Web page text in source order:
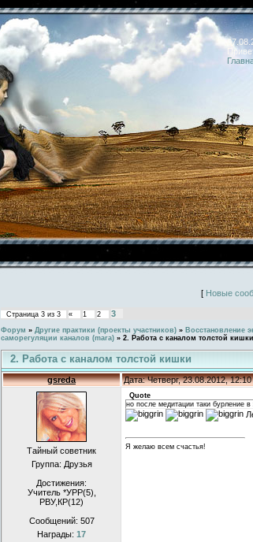
[ Новые
Страница 3 из 3 « 1 2 3
Форум » Другие практики (проекты участников) » Восстановление
саморегуляции каналов (mara) » 2. Работа с каналом толстой кишки
2. Работа с каналом толстой кишки
gsreda Дата: Четверг, 23.08.2012,
Тайный советник
Группа: Друзья
Достижения:
Учитель *УРР(5),
РВУ,КР(12)
Сообщений: 507
Награды: 17
Quote
но после медитации таки бурление в
Я желаю всем счастья!